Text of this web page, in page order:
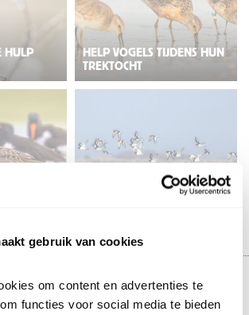
gebruik van cookies
om content en advertenties te
functies voor social media te bieden
HULP
HELP VOGELS TIJDENS HUN
TREKTOCHT
vogels